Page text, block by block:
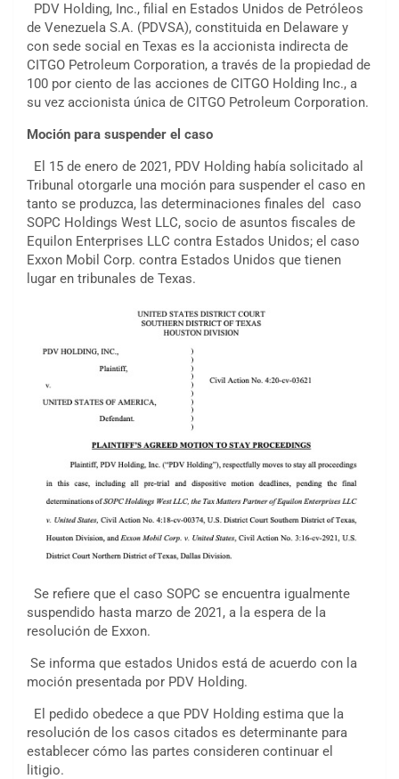
PDV Holding, Inc., filial en Estados Unidos de Petróleos
de Venezuela S.A. (PDVSA), constituida en Delaware y
con sede social en Texas es la accionista indirecta de
CITGO Petroleum Corporation, a través de la propiedad de
100 por ciento de las acciones de CITGO Holding Inc., a
su vez accionista única de CITGO Petroleum Corporation.
Moción para suspender el caso
El 15 de enero de 2021, PDV Holding había solicitado al
Tribunal otorgarle una moción para suspender el caso en
tanto se produzca, las determinaciones finales del caso
SOPC Holdings West LLC, socio de asuntos fiscales de
Equilon Enterprises LLC contra Estados Unidos; el caso
Exxon Mobil Corp. contra Estados Unidos que tienen
lugar en tribunales de Texas.
Se refiere que el caso SOPC se encuentra igualmente
suspendido hasta marzo de 2021, a la espera de la
resolución de Exxon.
Se informa que estados Unidos está de acuerdo con la
moción presentada por PDV Holding.
El pedido obedece a que PDV Holding estima que la
resolución de los casos citados es determinante para
establecer cómo las partes consideren continuar el
litigio.